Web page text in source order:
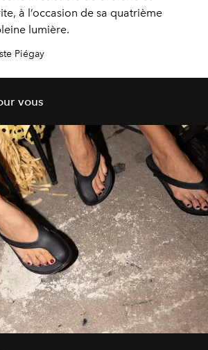
à l’occasion de sa quatrième
lumière.
Piégay
vous